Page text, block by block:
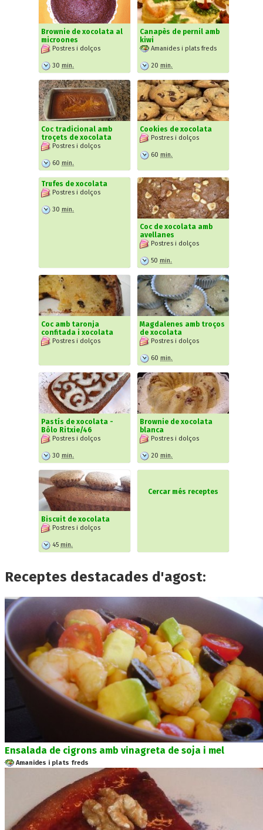
Brownie de xocolata al
microones
Postres i dolços
30 min.
Canapès de pernil amb
kiwi
Amanides i plats freds
20 min.
Coc tradicional amb
troçets de xocolata
Postres i dolços
60 min.
Cookies de xocolata
Postres i dolços
60 min.
Trufes de xocolata
Postres i dolços
30 min.
Coc de xocolata amb
avellanes
Postres i dolços
50 min.
Coc amb taronja
confitada i xocolata
Postres i dolços
Magdalenes amb troços
de xocolata
Postres i dolços
60 min.
Pastís de xocolata -
Bôlo Ritxie/46
Postres i dolços
30 min.
Brownie de xocolata
blanca
Postres i dolços
20 min.
Biscuit de xocolata
Postres i dolços
45 min.
Cercar més receptes
Receptes destacades d'agost:
Ensalada de cigrons amb vinagreta de soja i mel
Amanides i plats freds